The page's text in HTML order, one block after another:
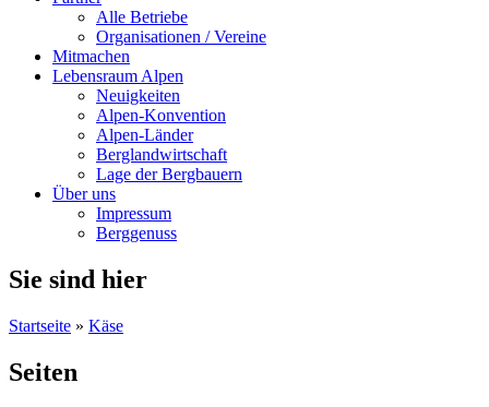
Alle Betriebe
Organisationen / Vereine
Mitmachen
Lebensraum Alpen
Neuigkeiten
Alpen-Konvention
Alpen-Länder
Berglandwirtschaft
Lage der Bergbauern
Über uns
Impressum
Berggenuss
Sie sind hier
Startseite » Käse
Seiten